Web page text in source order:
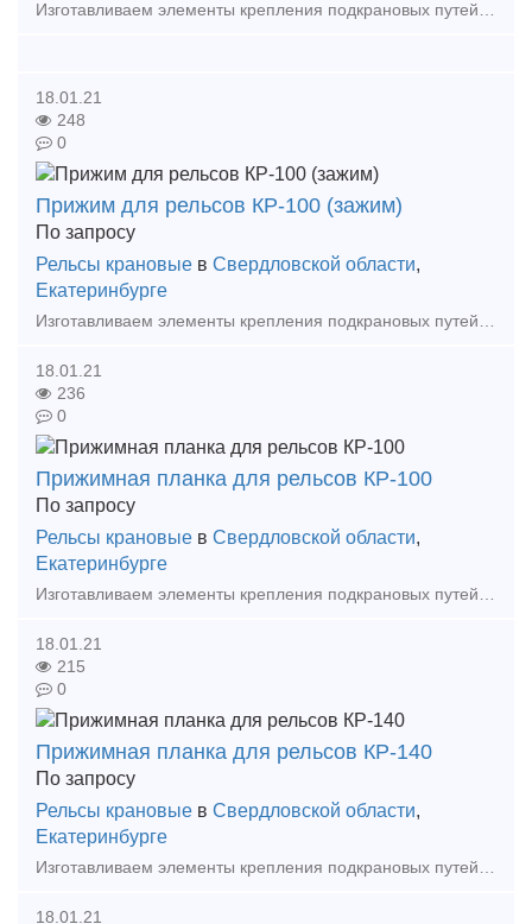
Изготавливаем элементы крепления подкрановых путей == Собственное производство! Доставка! == Изготавливаем: - Прижимные планки - Упорные планки - Прижимы рельсовые
18.01.21
248
0
Прижим для рельсов КР-100 (зажим)
По запросу
Рельсы крановые в Свердловской области,
Екатеринбурге
Изготавливаем элементы крепления подкрановых путей == Собственное производство! Доставка! == Изготавливаем: - Прижимные планки - Упорные планки - Прижимы рельсовые
18.01.21
236
0
Прижимная планка для рельсов КР-100
По запросу
Рельсы крановые в Свердловской области,
Екатеринбурге
18.01.21
215
0
Прижимная планка для рельсов КР-140
По запросу
Рельсы крановые в Свердловской области,
Екатеринбурге
18.01.21